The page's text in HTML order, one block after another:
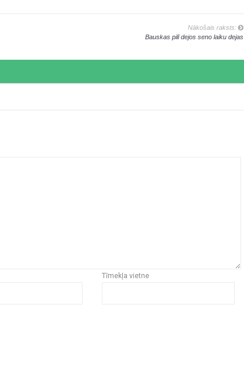
Nākošais raksts:
Bauskas pilī dejos seno laiku dejas
Tīmekļa vietne